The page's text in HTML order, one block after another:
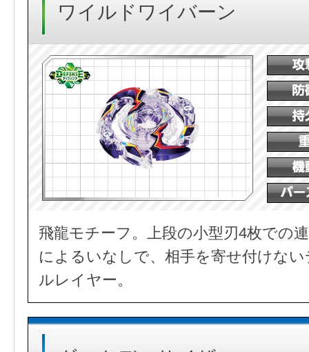
ワイルドワイバーン
飛龍モチーフ。上段の小型刃4枚での
によるいなしで、相手を寄せ付けな
ルレイヤー。